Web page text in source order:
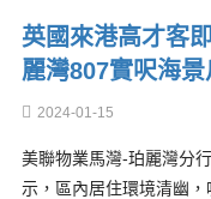
英國來港高才客
麗灣807實呎海景
2024-01-15
美聯物業馬灣-珀麗灣分
示，區內居住環境清幽